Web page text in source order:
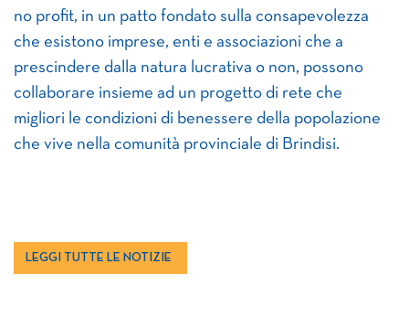
no profit, in un patto fondato sulla consapevolezza
che esistono imprese, enti e associazioni che a
prescindere dalla natura lucrativa o non, possono
collaborare insieme ad un progetto di rete che
migliori le condizioni di benessere della popolazione
che vive nella comunità provinciale di Brindisi.
LEGGI TUTTE LE NOTIZIE